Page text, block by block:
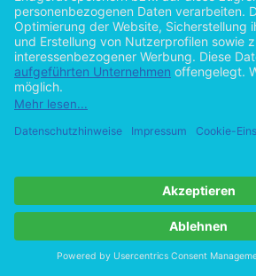
Tabelle 1
Unterscheidung der Tätermerkmale beim
desorganisierten Tätertypus (Holmes &
2002).
Abbildung in dieser Leseprobe nicht
organisiert und 12 Mörder (mit 21 Opfern)
Nachdem das FBI diese Unterteilung
von Häufigkeiten miteinander verglichen
Korrelationen durchgeführt. Tabelle 2 und